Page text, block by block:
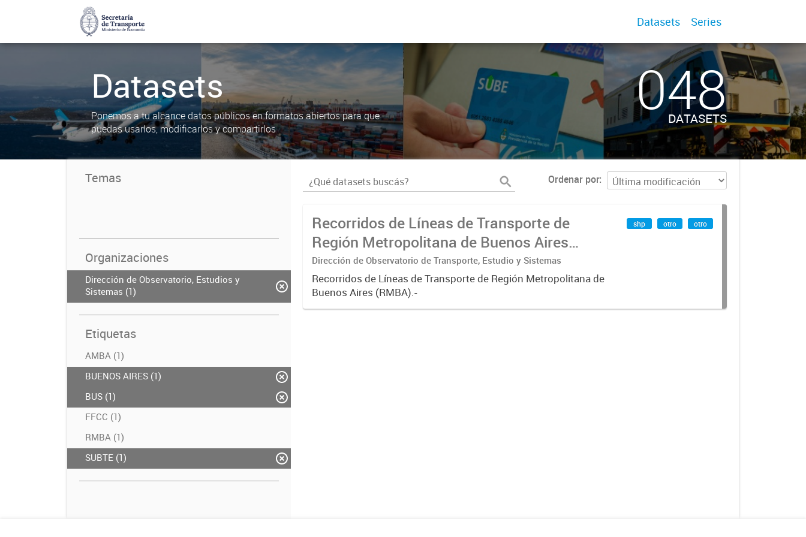
Datasets Series
Datasets
Ponemos a tu alcance datos públicos en formatos abiertos para que
puedas usarlos, modificarlos y compartirlos
048
DATASETS
Temas
Organizaciones
Dirección de Observatorio, Estudios y
Sistemas (1)
Etiquetas
AMBA (1)
BUENOS AIRES (1)
BUS (1)
FFCC (1)
RMBA (1)
SUBTE (1)
Ordenar por
Recorridos de Líneas de Transporte de
Región Metropolitana de Buenos Aires
(RMBA)
Dirección de Observatorio de Transporte, Estudio y Sistemas
Recorridos de Líneas de Transporte de Región Metropolitana de
Buenos Aires (RMBA).-
shp otro otro